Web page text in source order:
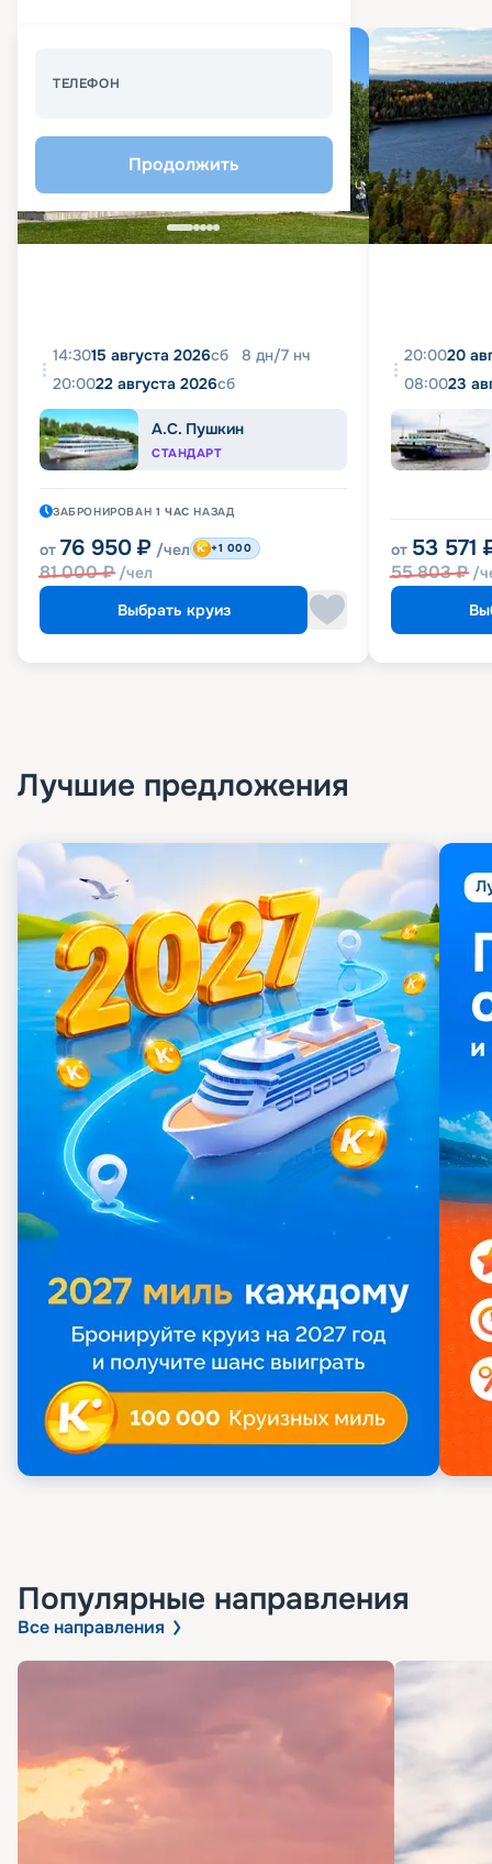
ТЕЛЕФОН
Продолжить
14:3015 августа 2026сб 8 дн/7 нч
20:0022 августа 2026сб
А.С. Пушкин
СТАНДАРТ
ЗАБРОНИРОВАН 1 ЧАС НАЗАД
от 76 950 ₽ /чел
81 000₽ /чел
+1 000
Выбрать круиз
20:0020
08:0023
от 53 571
55 803₽ /
Лучшие предложения
Популярные направления
Все направления